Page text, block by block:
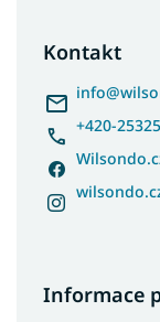
Kontakt
info@
+420-
Informace